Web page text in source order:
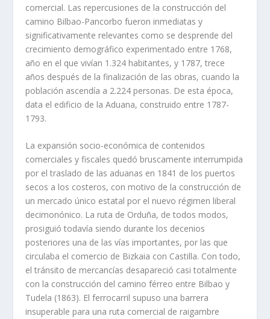
comercial. Las repercusiones de la construcción del
camino Bilbao-Pancorbo fueron inmediatas y
significativamente relevantes como se desprende del
crecimiento demográfico experimentado entre 1768,
año en el que vivían 1.324 habitantes, y 1787, trece
años después de la finalización de las obras, cuando la
población ascendía a 2.224 personas. De esta época,
data el edificio de la Aduana, construido entre 1787-
1793.
La expansión socio-económica de contenidos
comerciales y fiscales quedó bruscamente interrumpida
por el traslado de las aduanas en 1841 de los puertos
secos a los costeros, con motivo de la construcción de
un mercado único estatal por el nuevo régimen liberal
decimonónico. La ruta de Orduña, de todos modos,
prosiguió todavía siendo durante los decenios
posteriores una de las vías importantes, por las que
circulaba el comercio de Bizkaia con Castilla. Con todo,
el tránsito de mercancías desapareció casi totalmente
con la construcción del camino férreo entre Bilbao y
Tudela (1863). El ferrocarril supuso una barrera
insuperable para una ruta comercial de raigambre